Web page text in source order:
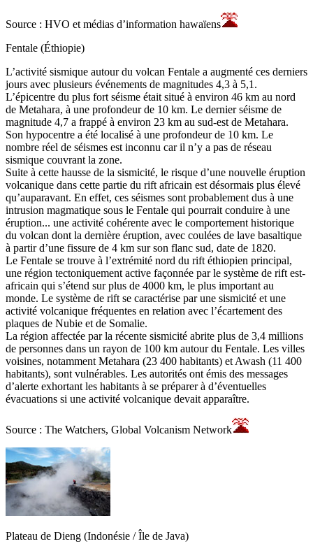
Source : HVO et médias d’information hawaïens
Fentale (Éthiopie)
L’activité sismique autour du volcan Fentale a augmenté ces derniers
jours avec plusieurs événements de magnitudes 4,3 à 5,1.
L’épicentre du plus fort séisme était situé à environ 46 km au nord
de Metahara, à une profondeur de 10 km. Le dernier séisme de
magnitude 4,7 a frappé à environ 23 km au sud-est de Metahara.
Son hypocentre a été localisé à une profondeur de 10 km. Le
nombre réel de séismes est inconnu car il n’y a pas de réseau
sismique couvrant la zone.
Suite à cette hausse de la sismicité, le risque d’une nouvelle éruption
volcanique dans cette partie du rift africain est désormais plus élevé
qu’auparavant. En effet, ces séismes sont probablement dus à une
intrusion magmatique sous le Fentale qui pourrait conduire à une
éruption... une activité cohérente avec le comportement historique
du volcan dont la dernière éruption, avec coulées de lave basaltique
à partir d’une fissure de 4 km sur son flanc sud, date de 1820.
Le Fentale se trouve à l’extrémité nord du rift éthiopien principal,
une région tectoniquement active façonnée par le système de rift est-
africain qui s’étend sur plus de 4000 km, le plus important au
monde. Le système de rift se caractérise par une sismicité et une
activité volcanique fréquentes en relation avec l’écartement des
plaques de Nubie et de Somalie.
La région affectée par la récente sismicité abrite plus de 3,4 millions
de personnes dans un rayon de 100 km autour du Fentale. Les villes
voisines, notamment Metahara (23 400 habitants) et Awash (11 400
habitants), sont vulnérables. Les autorités ont émis des messages
d’alerte exhortant les habitants à se préparer à d’éventuelles
évacuations si une activité volcanique devait apparaître.
Source : The Watchers, Global Volcanism Network
Plateau de Dieng (Indonésie / Île de Java)